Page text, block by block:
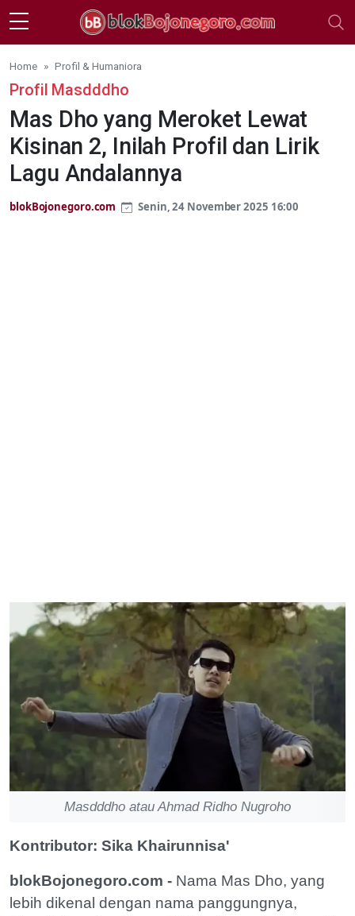
Home Profil & Humaniora
Profil Masdddho
Mas Dho yang Meroket Lewat
Kisinan 2, Inilah Profil dan Lirik
Lagu Andalannya
blokBojonegoro.com Senin, 24 November 2025 16:00
Masdddho atau Ahmad Ridho Nugroho
Kontributor: Sika Khairunnisa'
blokBojonegoro.com - Nama Mas Dho, yang
lebih dikenal dengan nama panggungnya,